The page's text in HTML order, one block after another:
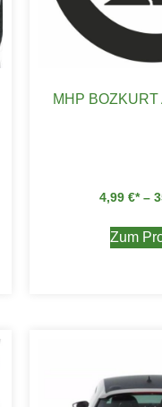
MHP
4,99 € –
Zum